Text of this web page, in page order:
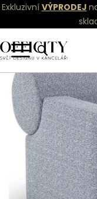
Exkluzivní VÝPRODEJ